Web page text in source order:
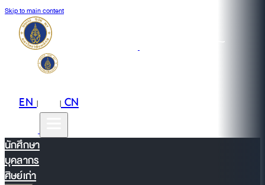
Skip to main content
EN| |CN
นักศึกษา
บุคลากร
ศิษย์เก่า